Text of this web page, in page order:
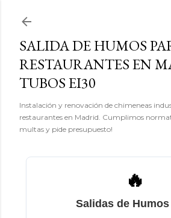
SALIDA DE HUMOS
RESTAURANTES EN
TUBOS EI30
Instalación y renovación de chimeneas
restaurantes en Madrid. Cumplimos
multas y pide presupuesto!
🔥
Salidas de Humos